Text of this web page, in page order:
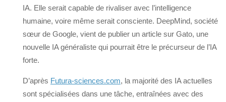
IA. Elle serait capable de rivaliser avec l’intelligence
humaine, voire même serait consciente. DeepMind, société
sœur de Google, vient de publier un article sur Gato, une
nouvelle IA généraliste qui pourrait être le précurseur de l’IA
forte.
D’après Futura-sciences.com, la majorité des IA actuelles
sont spécialisées dans une tâche, entraînées avec des